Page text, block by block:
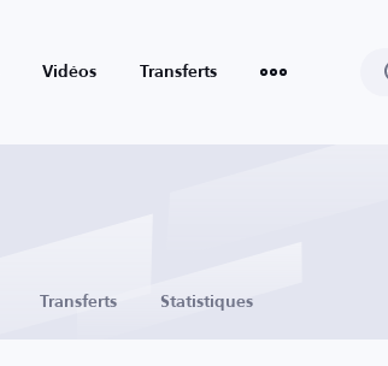
Vidéos Transferts
Transferts Statistiques